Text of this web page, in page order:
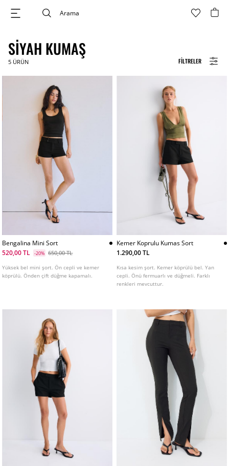
FILTRELER
SIYAH KUMAŞ
5 ÜRÜN
Bengalina Mini Sort
520,00 TL
-20% 650,00 TL
Yüksek bel mini şort. Ön cepli ve kemer
köprülü. Önden çift düğme kapamalı.
Kemer Koprulu Kumas Sort
1.290,00 TL
Kısa kesim şort. Kemer köprülü bel. Yan
cepli. Önü fermuarlı ve düğmeli. Farklı
renkleri mevcuttur.